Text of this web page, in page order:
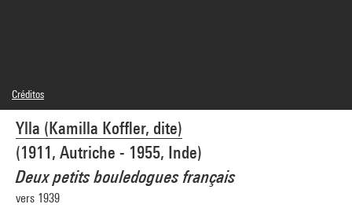
Ylla (Kamilla Koffler, dite)
(1911, Autriche - 1955, Inde)
Deux petits bouledogues français
vers 1939
Créditos
© YLLA / GAMMA-RAPHO
Créditos fotográficos : Centre Pompidou, MNAM-CCI/Dist. GrandPalaisRmn
Referencia de la imagen : 4N83159